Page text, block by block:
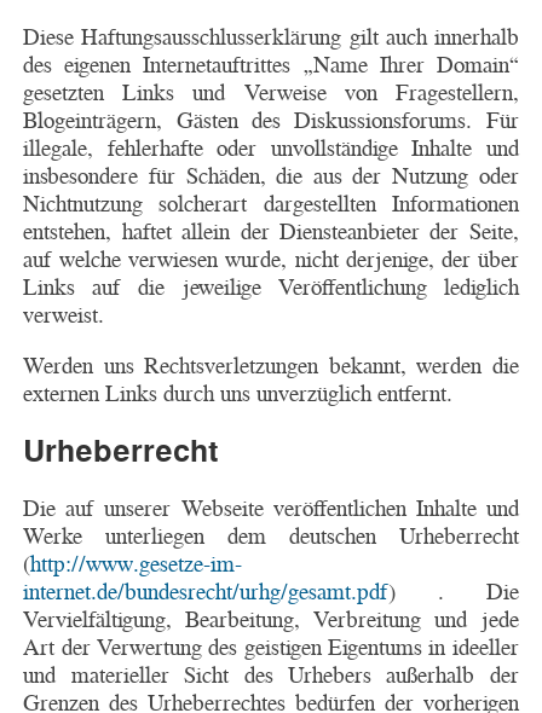
Diese Haftungsausschlusserklärung gilt auch innerhalb
des eigenen Internetauftrittes „Name Ihrer Domain“
gesetzten Links und Verweise von Fragestellern,
Blogeinträgern, Gästen des Diskussionsforums. Für
illegale, fehlerhafte oder unvollständige Inhalte und
insbesondere für Schäden, die aus der Nutzung oder
Nichtnutzung solcherart dargestellten Informationen
entstehen, haftet allein der Diensteanbieter der Seite,
auf welche verwiesen wurde, nicht derjenige, der über
Links auf die jeweilige Veröffentlichung lediglich
verweist.
Werden uns Rechtsverletzungen bekannt, werden die
externen Links durch uns unverzüglich entfernt.
Urheberrecht
Die auf unserer Webseite veröffentlichen Inhalte und
Werke unterliegen dem deutschen Urheberrecht
(http://www.gesetze-im-
internet.de/bundesrecht/urhg/gesamt.pdf) . Die
Vervielfältigung, Bearbeitung, Verbreitung und jede
Art der Verwertung des geistigen Eigentums in ideeller
und materieller Sicht des Urhebers außerhalb der
Grenzen des Urheberrechtes bedürfen der vorherigen